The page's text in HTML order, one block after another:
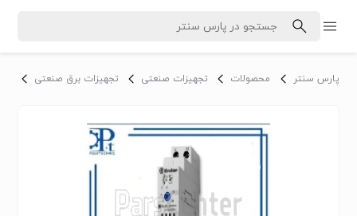
پارس سنتر محصولات تجهیزات صنعتی تجهیزات برق صنعتی